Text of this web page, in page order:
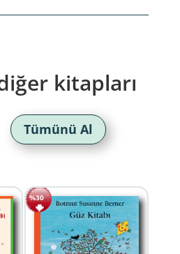
kitapları
Tümünü Al
%30